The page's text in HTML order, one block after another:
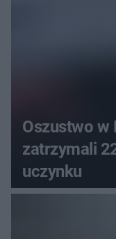
Oszustwo w
zatrzymali
uczynku